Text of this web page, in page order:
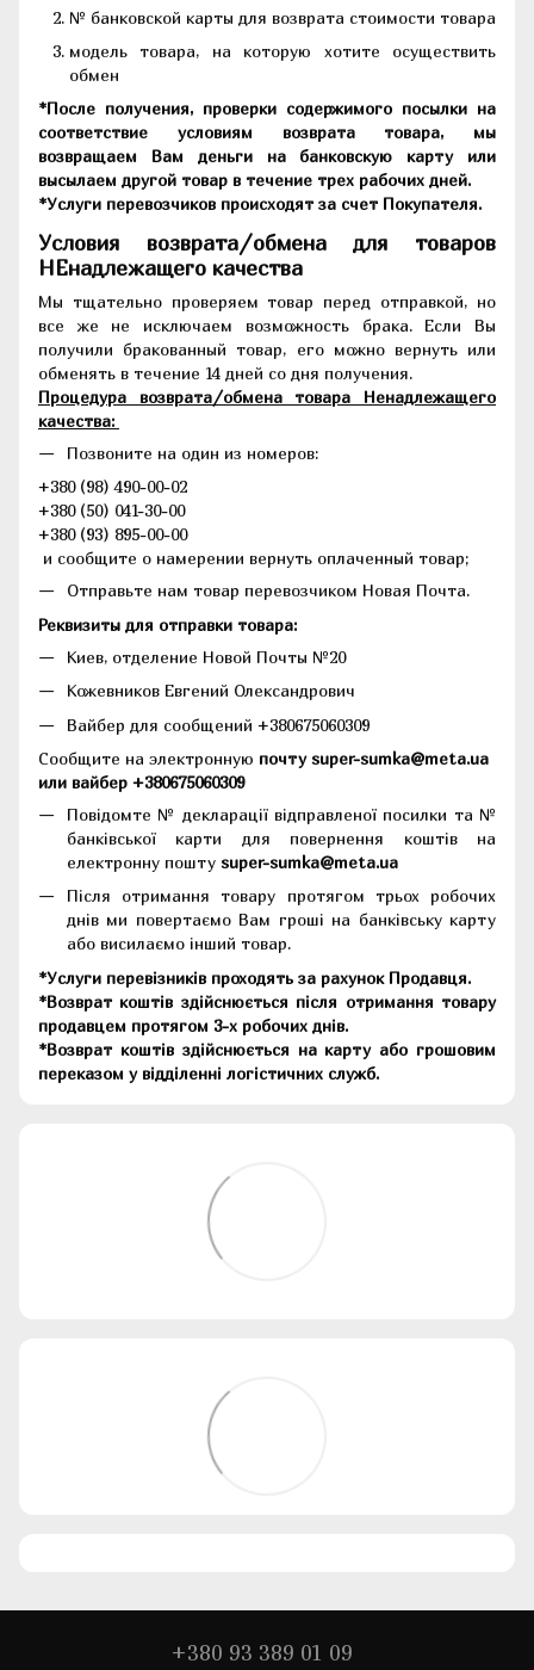
№ банковской карты для возврата стоимости товара
модель товара, на которую хотите осуществить
обмен
*После получения, проверки содержимого посылки на
соответствие условиям возврата товара, мы
возвращаем Вам деньги на банковскую карту или
высылаем другой товар в течение трех рабочих дней.
*Услуги перевозчиков происходят за счет Покупателя.
Условия возврата/обмена для товаров
НЕнадлежащего качества
Мы тщательно проверяем товар перед отправкой, но
все же не исключаем возможность брака. Если Вы
получили бракованный товар, его можно вернуть или
обменять в течение 14 дней со дня получения.
Процедура возврата/обмена товара Ненадлежащего
качества:
Позвоните на один из номеров:
+380 (98) 490-00-02
+380 (50) 041-30-00
+380 (93) 895-00-00
и сообщите о намерении вернуть оплаченный товар;
Отправьте нам товар перевозчиком Новая Почта.
Реквизиты для отправки товара:
Киев, отделение Новой Почты №20
Кожевников Евгений Олександрович
Вайбер для сообщений +380675060309
Сообщите на электронную почту super-sumka@meta.ua
или вайбер +380675060309
Повідомте № декларації відправленої посилки та №
банківської карти для повернення коштів на
електронну пошту super-sumka@meta.ua
Після отримання товару протягом трьох робочих
днів ми повертаємо Вам гроші на банківську карту
або висилаємо інший товар.
*Услуги перевізників проходять за рахунок Продавця.
*Возврат коштів здійснюється після отримання товару
продавцем протягом 3-х робочих днів.
*Возврат коштів здійснюється на карту або грошовим
переказом у відділенні логістичних служб.
+380 93 389 01 09